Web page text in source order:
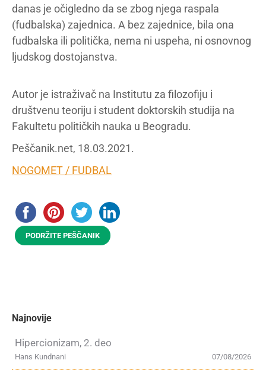
danas je očigledno da se zbog njega raspala
(fudbalska) zajednica. A bez zajednice, bila ona
fudbalska ili politička, nema ni uspeha, ni osnovnog
ljudskog dostojanstva.
Autor je istraživač na Institutu za filozofiju i
društvenu teoriju i student doktorskih studija na
Fakultetu političkih nauka u Beogradu.
Peščanik.net, 18.03.2021.
NOGOMET / FUDBAL
PODRŽITE PEŠČANIK
Najnovije
Hipercionizam, 2. deo
07/08/2026
Hans Kundnani